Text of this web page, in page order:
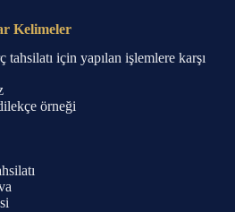
Kelimeler
tahsilatı için yapılan işlemlere karşı
örneği